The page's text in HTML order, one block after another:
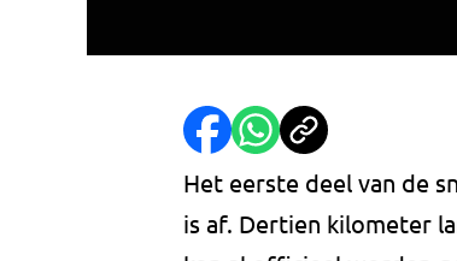
Het eerste deel van de
is af. Dertien kilometer